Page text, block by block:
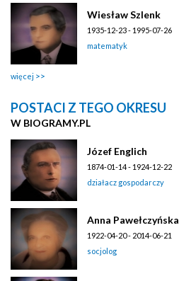
Wiesław Szlenk
1935-12-23 - 1995-07-26
matematyk
więcej
POSTACI Z TEGO OKRESU
W BIOGRAMY.PL
Józef Englich
1874-01-14 - 1924-12-22
działacz gospodarczy
Anna Pawełczyńska
1922-04-20 - 2014-06-21
socjolog